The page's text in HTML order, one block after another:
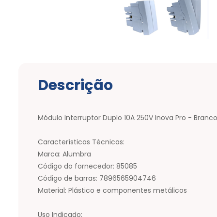
Descrição
Módulo Interruptor Duplo 10A 250V Inova Pro - Branco
Características Técnicas:
Marca: Alumbra
Código do fornecedor: 85085
Código de barras: 7896565904746
Material: Plástico e componentes metálicos
Uso Indicado: